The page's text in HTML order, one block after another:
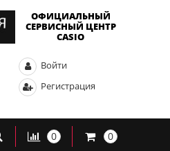
ОФИЦИАЛЬНЫЙ
СЕРВИСНЫЙ ЦЕНТР
CASIO
Войти
Регистрация
0 0